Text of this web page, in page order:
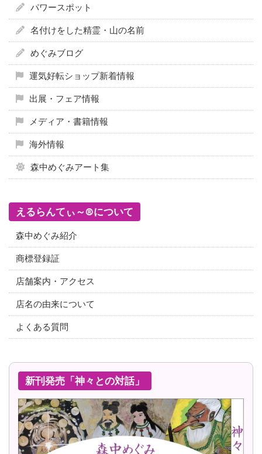
パワースポット
名付けをした精霊・山の名前
めぐみブログ
運気好転ショップ新着情報
出展・フェア情報
メディア・書籍情報
海外情報
森中めぐみアート集
えるらんてぃ～®について
森中めぐみ紹介
商標登録証
店舗案内・アクセス
店名の由来について
よくある質問
新刊発売「神々との対話」